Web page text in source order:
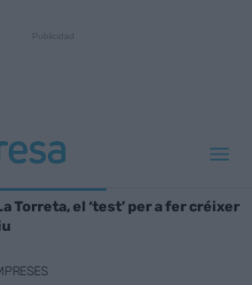
Torreta, el ‘test’ per a fer créixer